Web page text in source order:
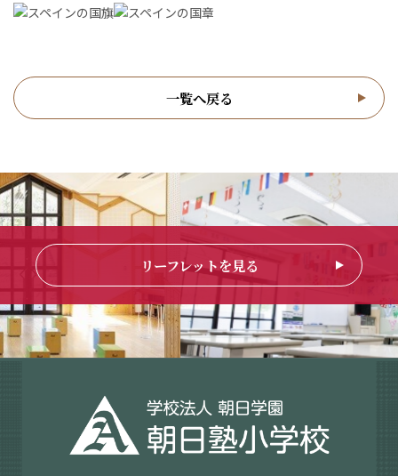
一覧へ戻る
リーフレットを見る